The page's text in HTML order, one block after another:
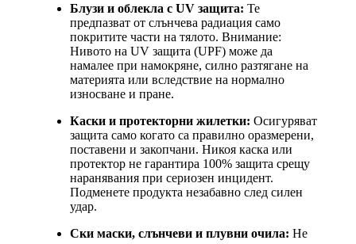
Блузи и облекла с UV защита: Те
предпазват от слънчева радиация само
покритите части на тялото. Внимание:
Нивото на UV защита (UPF) може да
намалее при намокряне, силно разтягане на
материята или вследствие на нормално
износване и пране.
Каски и протекторни жилетки: Осигуряват
защита само когато са правилно оразмерени,
поставени и закопчани. Никоя каска или
протектор не гарантира 100% защита срещу
наранявания при сериозен инцидент.
Подменете продукта незабавно след силен
удар.
Ски маски, слънчеви и плувни очила: Не